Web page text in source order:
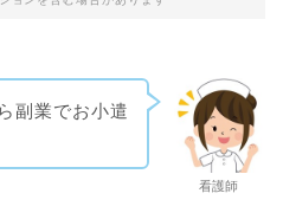
看護師
副業でお小遣